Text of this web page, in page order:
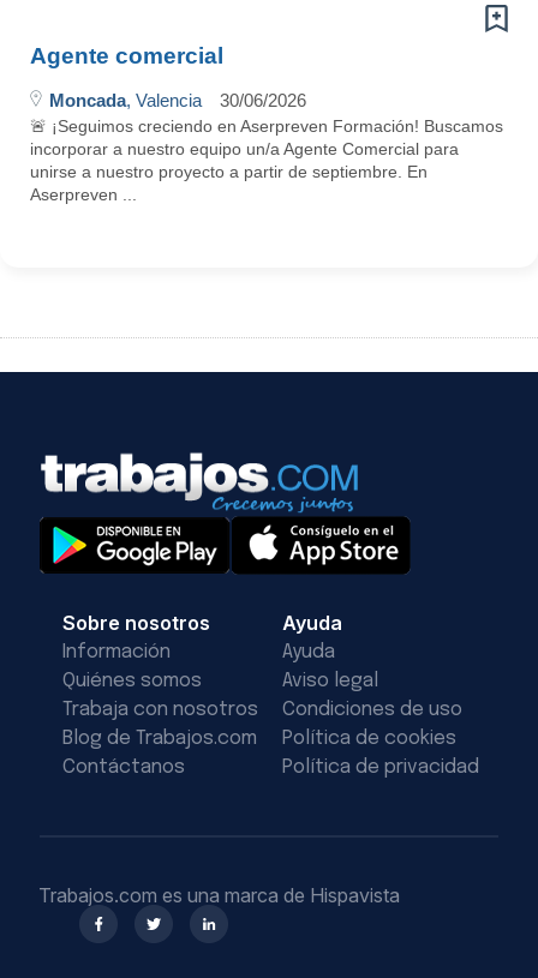
Agente comercial
Moncada, Valencia 30/06/2026
🚨 ¡Seguimos creciendo en Aserpreven Formación! Buscamos
incorporar a nuestro equipo un/a Agente Comercial para
unirse a nuestro proyecto a partir de septiembre. En
Aserpreven ...
Sobre nosotros
Información
Quiénes somos
Trabaja con nosotros
Blog de Trabajos.com
Contáctanos
Ayuda
Ayuda
Aviso legal
Condiciones de uso
Política de cookies
Política de privacidad
Trabajos.com es una marca de Hispavista